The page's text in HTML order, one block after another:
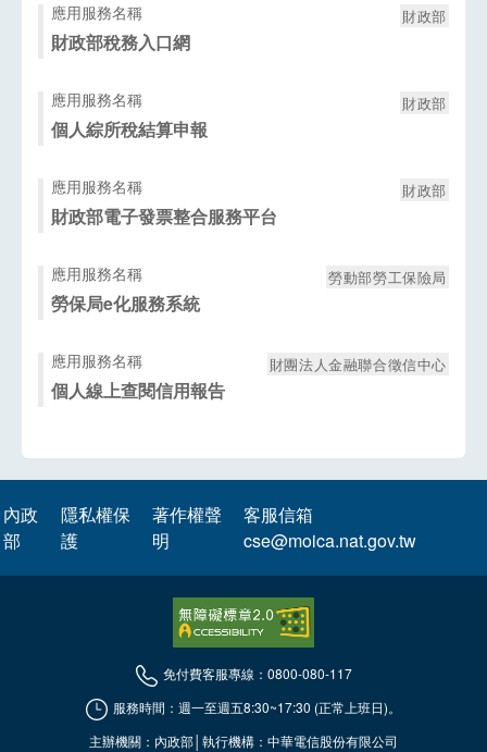
應用服務名稱 財政部
財政部稅務入口網
應用服務名稱 財政部
個人綜所稅結算申報
應用服務名稱 財政部
財政部電子發票整合服務平台
應用服務名稱 勞動部勞工保險局
勞保局e化服務系統
應用服務名稱 財團法人金融聯合徵信中心
個人線上查閱信用報告
內政
部
隱私權保
護
著作權聲
明
客服信箱
cse@moica.nat.gov.tw
免付費客服專線：0800-080-117
服務時間：週一至週五8:30~17:30 (正常上班日)。
主辦機關：內政部│執行機構：中華電信股份有限公司